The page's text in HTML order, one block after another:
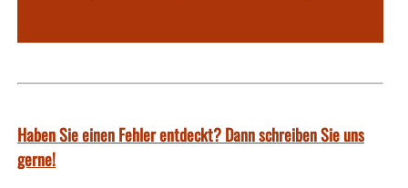
Haben Sie einen Fehler entdeckt? Dann schreiben Sie uns
gerne!